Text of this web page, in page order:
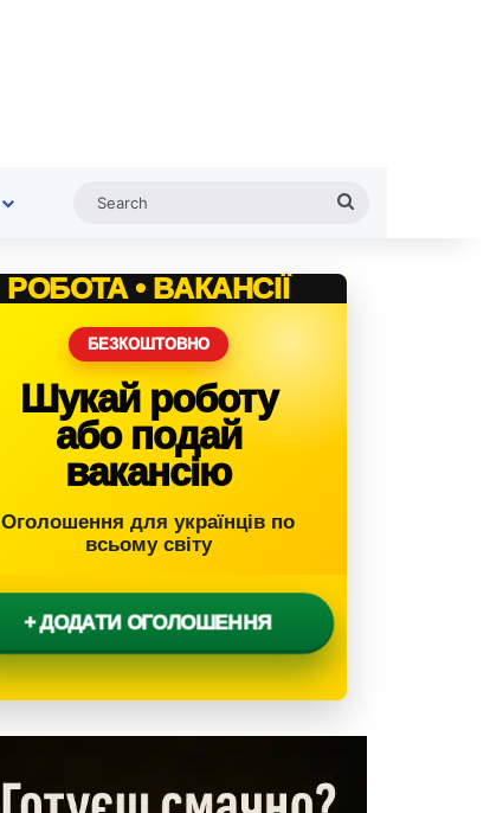
РОБОТА • ВАКАНСІЇ
БЕЗКОШТОВНО
Шукай роботу
або подай
вакансію
Оголошення для українців по
всьому світу
+ ДОДАТИ ОГОЛОШЕННЯ